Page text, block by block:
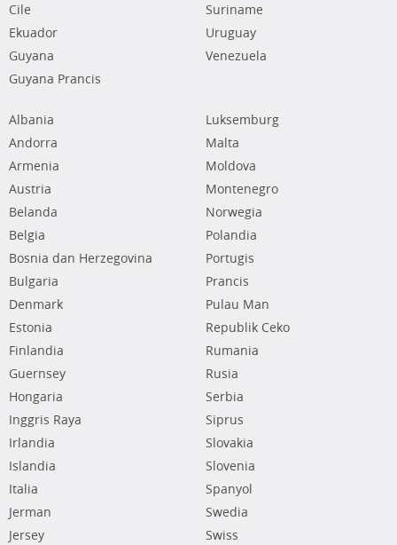
Cile
Ekuador
Guyana
Guyana Prancis
Suriname
Uruguay
Venezuela
Albania
Andorra
Armenia
Austria
Belanda
Belgia
Bosnia dan Herzegovina
Bulgaria
Denmark
Estonia
Finlandia
Guernsey
Hongaria
Inggris Raya
Irlandia
Islandia
Italia
Jerman
Jersey
Luksemburg
Malta
Moldova
Montenegro
Norwegia
Polandia
Portugis
Prancis
Pulau Man
Republik Ceko
Rumania
Rusia
Serbia
Siprus
Slovakia
Slovenia
Spanyol
Swedia
Swiss